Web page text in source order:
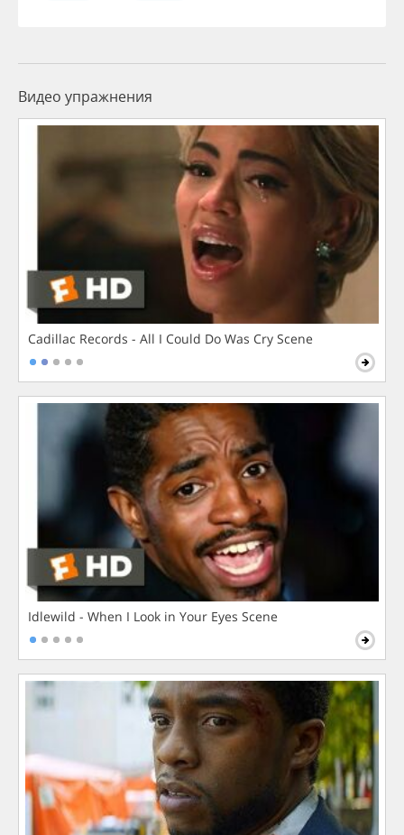
Видео упражнения
Cadillac Records - All I Could Do Was Cry Scene
Idlewild - When I Look in Your Eyes Scene